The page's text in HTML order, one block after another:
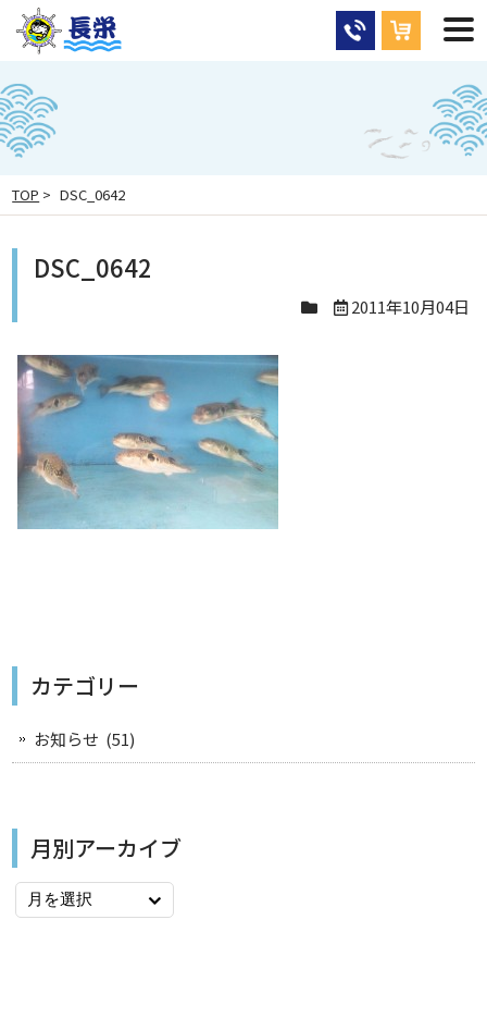
TOP > DSC_0642
DSC_0642
2011年10月04日
カテゴリー
お知らせ (51)
月別アーカイブ